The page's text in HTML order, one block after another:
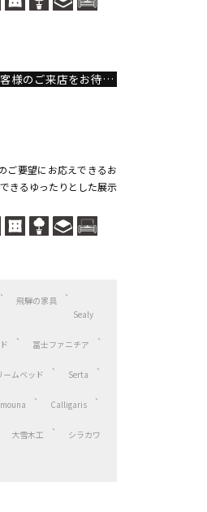
県内最大級の売り場面積にたくさんの家具を展示してお客様のご来店をお待ちしております。
ご要望にお応えできるお
きるゆったりとした展示
飛騨の家具
Sealy
冨士ファニチア
ームベッド Serta
Calligaris
大雪木工 シラカワ